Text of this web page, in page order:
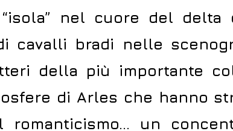
nel cuore del delta
cavalli bradi nelle
della più importante
di Arles che hanno
romanticismo… un